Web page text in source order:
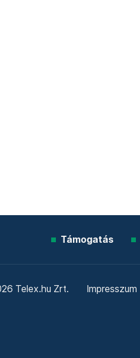
Támogatás
Telex.hu Zrt. Impresszum